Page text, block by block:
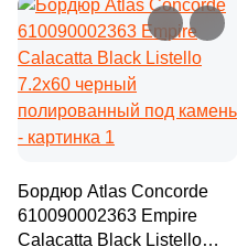
Бордюр Atlas Concorde
610090002363 Empire
Calacatta Black Listello